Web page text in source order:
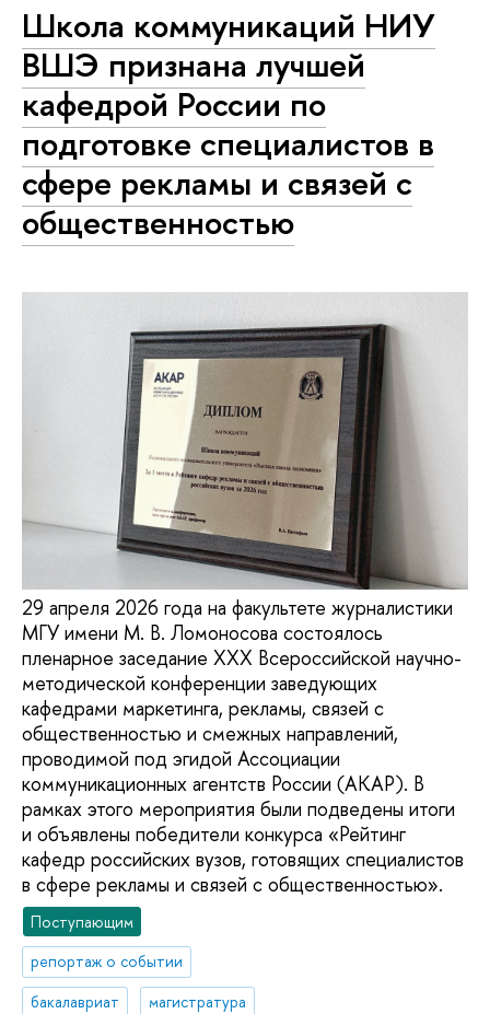
Школа коммуникаций НИУ
ВШЭ признана лучшей
кафедрой России по
подготовке специалистов в
сфере рекламы и связей с
общественностью
29 апреля 2026 года на факультете журналистики
МГУ имени М. В. Ломоносова состоялось
пленарное заседание XXX Всероссийской научно-
методической конференции заведующих
кафедрами маркетинга, рекламы, связей с
общественностью и смежных направлений,
проводимой под эгидой Ассоциации
коммуникационных агентств России (АКАР). В
рамках этого мероприятия были подведены итоги
и объявлены победители конкурса «Рейтинг
кафедр российских вузов, готовящих специалистов
в сфере рекламы и связей с общественностью».
Поступающим
репортаж о событии
бакалавриат
магистратура